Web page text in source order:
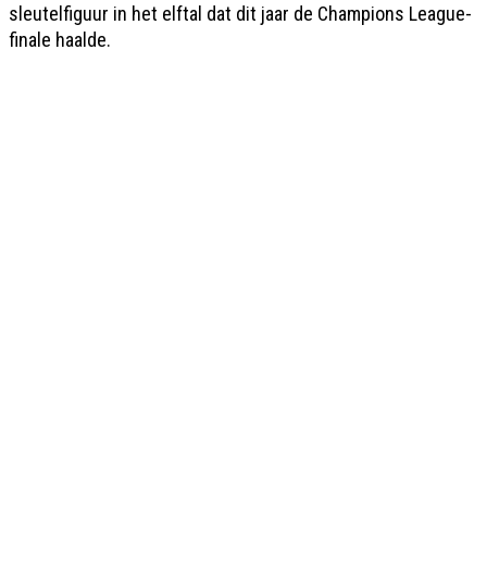
sleutelfiguur in het elftal dat dit jaar de Champions League-
finale haalde.